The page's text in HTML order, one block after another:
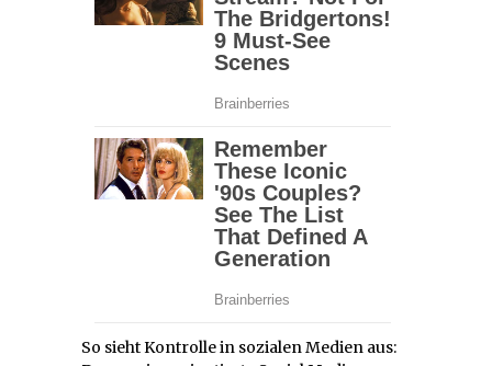
So sieht Kontrolle in sozialen Medien aus: